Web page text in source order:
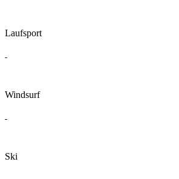
Laufsport
Windsurf
Ski